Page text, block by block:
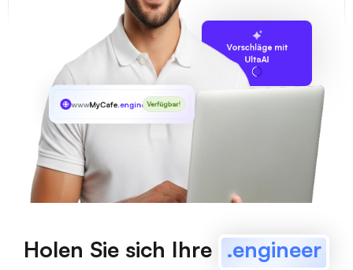
Vorschläge mit
UltaAI
wwwMyCafe.engineerVerfügbar!
Holen Sie sich Ihre .engineer